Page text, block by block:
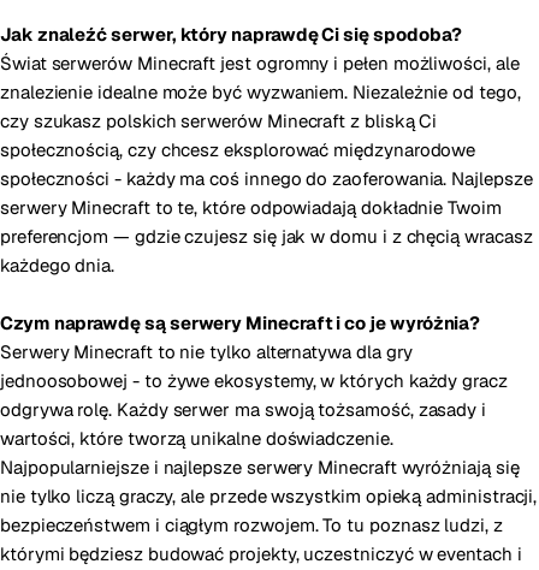
Jak znaleźć serwer, który naprawdę Ci się spodoba?
Świat serwerów Minecraft jest ogromny i pełen możliwości, ale
znalezienie idealne może być wyzwaniem. Niezależnie od tego,
czy szukasz polskich serwerów Minecraft z bliską Ci
społecznością, czy chcesz eksplorować międzynarodowe
społeczności - każdy ma coś innego do zaoferowania. Najlepsze
serwery Minecraft to te, które odpowiadają dokładnie Twoim
preferencjom — gdzie czujesz się jak w domu i z chęcią wracasz
każdego dnia.
Czym naprawdę są serwery Minecraft i co je wyróżnia?
Serwery Minecraft to nie tylko alternatywa dla gry
jednoosobowej - to żywe ekosystemy, w których każdy gracz
odgrywa rolę. Każdy serwer ma swoją tożsamość, zasady i
wartości, które tworzą unikalne doświadczenie.
Najpopularniejsze i najlepsze serwery Minecraft wyróżniają się
nie tylko liczą graczy, ale przede wszystkim opieką administracji,
bezpieczeństwem i ciągłym rozwojem. To tu poznasz ludzi, z
którymi będziesz budować projekty, uczestniczyć w eventach i